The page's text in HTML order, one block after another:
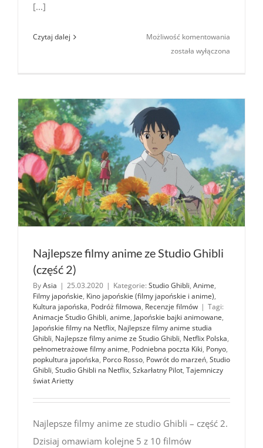
[...]
Czytaj dalej Możliwość komentowania
filmów
/
25
tytułów)
została wyłączona
Najlepsze filmy anime ze Studio Ghibli
(część 2)
ByAsia | 25.03.2020 | Kategorie: Studio Ghibli, Anime,
Filmy japońskie, Kino japońskie (filmy japońskie i anime),
Kultura japońska, Podróż filmowa, Recenzje filmów | Tagi:
Animacje Studio Ghibli, anime, Japońskie bajki animowane,
Japońskie filmy na Netflix, Najlepsze filmy anime studia
Ghibli, Najlepsze filmy anime ze Studio Ghibli, Netflix Polska,
pełnometrażowe filmy anime, Podniebna poczta Kiki, Ponyo,
popkultura japońska, Porco Rosso, Powrót do marzeń, Studio
Ghibli, Studio Ghibli na Netflix, Szkarłatny Pilot, Tajemniczy
świat Arietty
Najlepsze filmy anime ze studio Ghibli – część 2.
Dzisiaj omawiam kolejne 5 z 10 filmów